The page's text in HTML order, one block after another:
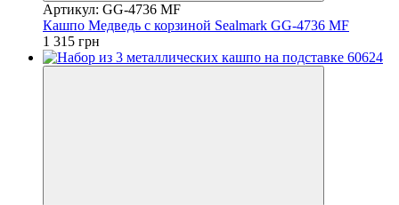
Артикул: GG-4736 MF
Кашпо Медведь с корзиной Sealmark GG-4736 MF
1 315 грн